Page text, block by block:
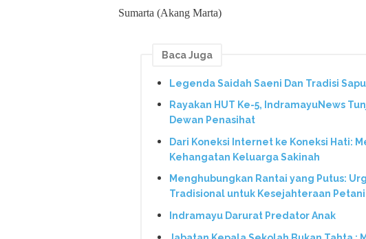
Sumarta (Akang Marta)
Baca Juga
Legenda Saidah Saeni Dan Tradisi
Rayakan HUT Ke-5, IndramayuNews
Dewan Penasihat
Dari Koneksi Internet ke Koneksi Hati:
Kehangatan Keluarga Sakinah
Menghubungkan Rantai yang Putus:
Tradisional untuk Kesejahteraan Petani
Indramayu Darurat Predator Anak